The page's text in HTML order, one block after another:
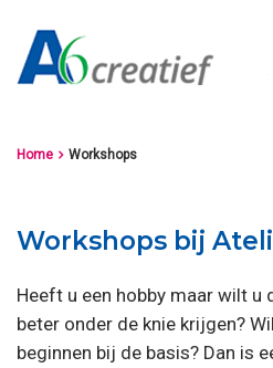
Home  Workshops
Workshops bij
Heeft u een hobby maar wilt u
beter onder de knie krijgen?
beginnen bij de basis? Dan is